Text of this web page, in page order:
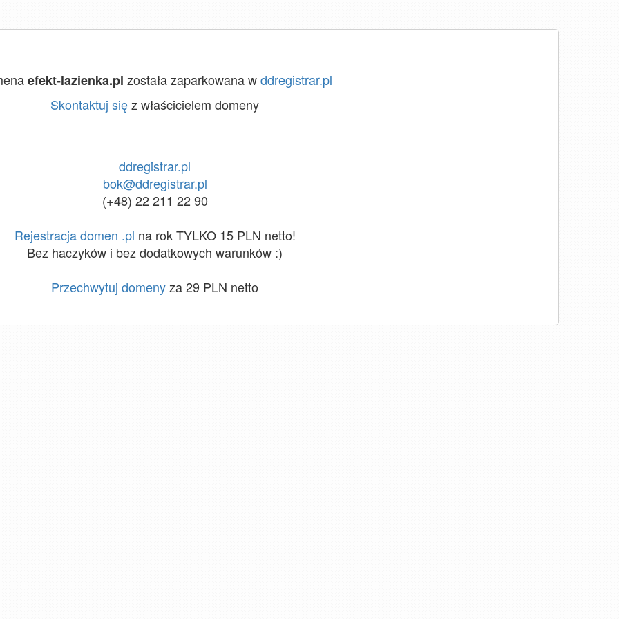
efekt-lazienka.pl została zaparkowana wddregistrar.pl
Skontaktuj sięz właścicielem domeny
ddregistrar.pl
bok@ddregistrar.pl
(+48) 22 211 22 90
Rejestracja domen .pl na rok TYLKO 15 PLN netto!
Bez haczyków i bez dodatkowych warunków :)
Przechwytuj domenyza 29 PLN netto